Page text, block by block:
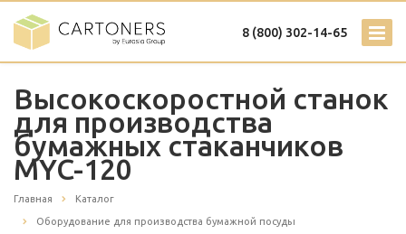
8 (800) 302-14-65
Высокоскоростной станок
для производства
бумажных стаканчиков
MYC-120
Главная Каталог
Оборудование для производства бумажной посуды